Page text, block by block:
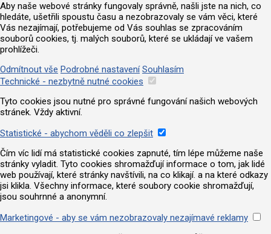
Aby naše webové stránky fungovaly správně, našli jste na nich, co
hledáte, ušetřili spoustu času a nezobrazovaly se vám věci, které
Vás nezajímají, potřebujeme od Vás souhlas se zpracováním
souborů cookies, tj. malých souborů, které se ukládají ve vašem
prohlížeči.
Odmítnout vše Podrobné nastavení Souhlasím
Technické - nezbytně nutné cookies
Tyto cookies jsou nutné pro správné fungování našich webových
stránek. Vždy aktivní.
Statistické - abychom věděli co zlepšit
Čím víc lidí má statistické cookies zapnuté, tím lépe můžeme naše
stránky vyladit. Tyto cookies shromažďují informace o tom, jak lidé
web používají, které stránky navštívili, na co klikají. a na které odkazy
jsi klikla. Všechny informace, které soubory cookie shromažďují,
jsou souhrnné a anonymní.
Marketingové - aby se vám nezobrazovaly nezajímavé reklamy